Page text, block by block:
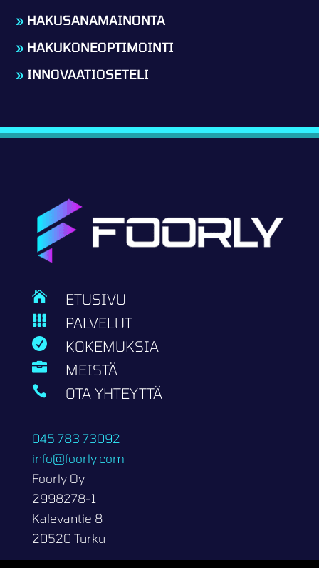
» HAKUSANAMAINONTA
» HAKUKONEOPTIMOINTI
» INNOVAATIOSETELI
 ETUSIVU
 PALVELUT
 KOKEMUKSIA
 MEISTÄ
 OTA YHTEYTTÄ
045 783 73092
info@foorly.com
Foorly Oy
2998278-1
Kalevantie 8
20520 Turku